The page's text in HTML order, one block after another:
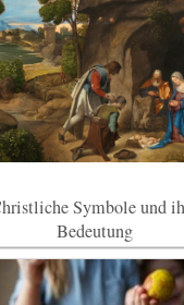
Symbole und
Bedeutung